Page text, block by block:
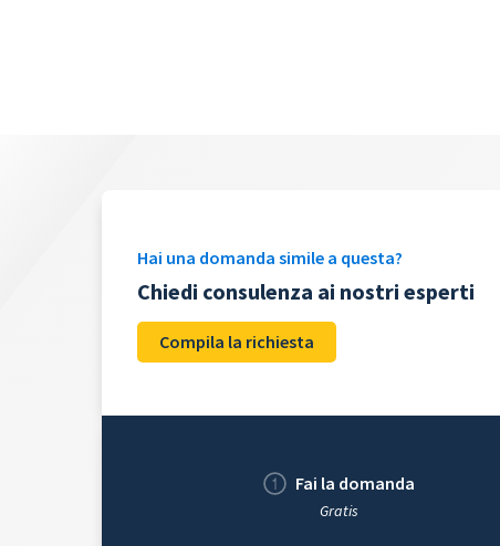
Hai una domanda simile a questa?
Chiedi consulenza ai nostri esperti
Compila la richiesta
Fai la domanda
Gratis